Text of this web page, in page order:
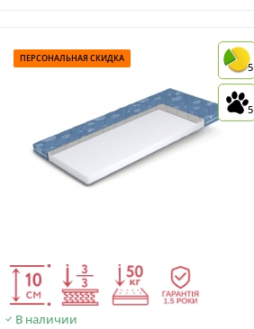
ПЕРСОНАЛЬНАЯ СКИДКА
5
5
В наличии